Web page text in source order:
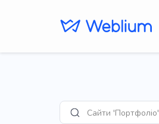
ПошукСайти 'Портфоліо'